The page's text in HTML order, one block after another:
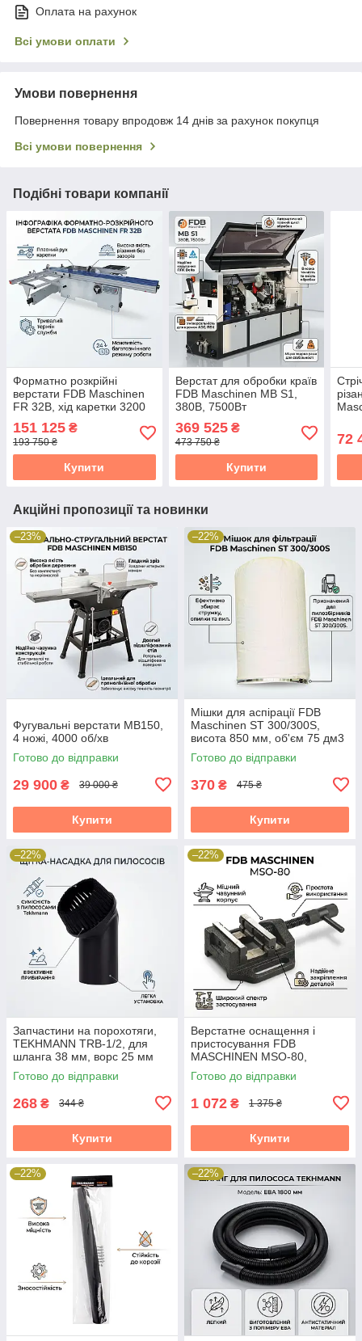
Оплата на рахунок
Всі умови оплати
Умови повернення
Повернення товару впродовж 14 днів за рахунок покупця
Всі умови повернення
Подібні товари компанії
Форматно розкрійні
верстати FDB Maschinen
FR 32B, хід каретки 3200
151 125 ₴
193 750 ₴
Купити
Верстат для обробки країв
FDB Maschinen MB S1,
380В, 7500Вт
369 525₴
473 750 ₴
Купити
72
Акційні пропозиції та новинки
–23%
Фугувальні верстати MB150,
4 ножі, 4000 об/хв
Готово до відправки
29 900 ₴ 39 000 ₴
Купити
–22%
Мішки для аспірації FDB
Maschinen ST 300/300S,
висота 850 мм, об'єм 75 дм3
Готово до відправки
370 ₴ 475 ₴
Купити
–22%
Запчастини на порохотяги,
TEKHMANN TRB-1/2, для
шланга 38 мм, ворс 25 мм
Готово до відправки
268 ₴ 344 ₴
Купити
–22%
Верстатне оснащення і
пристосування FDB
MASCHINEN MSO-80,
розкриття 60 мм
Готово до відправки
1 072 ₴ 1 375 ₴
Купити
–22% –22%